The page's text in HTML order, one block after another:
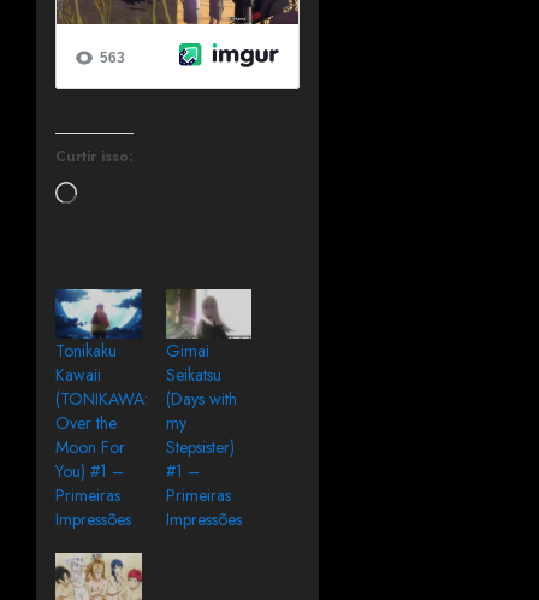
Curtir isso:
Tonikaku
Kawaii
(TONIKAWA:
Over the
Moon For
You) #1 –
Primeiras
Impressões
Gimai
Seikatsu
(Days with
my
Stepsister)
#1 –
Primeiras
Impressões